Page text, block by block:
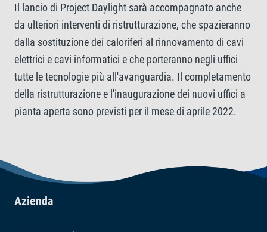
Il lancio di Project Daylight sarà accompagnato anche
da ulteriori interventi di ristrutturazione, che spazieranno
dalla sostituzione dei caloriferi al rinnovamento di cavi
elettrici e cavi informatici e che porteranno negli uffici
tutte le tecnologie più all'avanguardia. Il completamento
della ristrutturazione e l'inaugurazione dei nuovi uffici a
pianta aperta sono previsti per il mese di aprile 2022.
Azienda